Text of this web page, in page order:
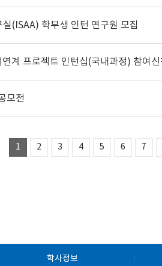
(ISAA) 학부생 인턴 연구원 모집
모전
1 2 3 4 5 6 7
학사정보